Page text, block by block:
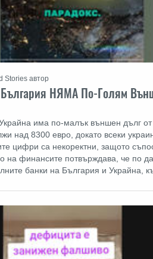
НЯМА По-Голям
има по-малък външен дълг от
над 8300 евро, докато всеки
цифри са некоректни, защото
на финансите потвърждава, че по
банки на България и Украйна,
Stories автор